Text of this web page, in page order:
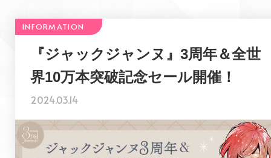
『ジャックジャンヌ』3周年＆全世
界10万本突破記念セール開催！
2024.03.14